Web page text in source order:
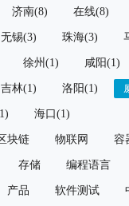
济南(8) 在线(8)
无锡(3) 珠海(3)
徐州(1) 咸阳(1)
吉林(1) 洛阳(1)
海口(1)
块链 物联网 容
存储 编程语言
产品 软件测试